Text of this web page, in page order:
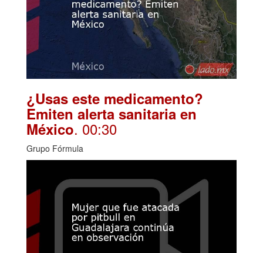
¿Usas este medicamento?
Emiten alerta sanitaria en
México. 00:30
Grupo Fórmula